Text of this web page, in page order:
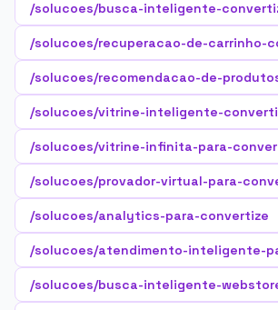
/solucoes/busca-inteligente-
/solucoes/recuperacao-de-carrinho-
/solucoes/recomendacao-de-
/solucoes/vitrine-inteligente-
/solucoes/vitrine-infinita-para-
/solucoes/provador-virtual-para-
/solucoes/analytics-para-convertize
/solucoes/atendimento-inteligente-
/solucoes/busca-inteligente-